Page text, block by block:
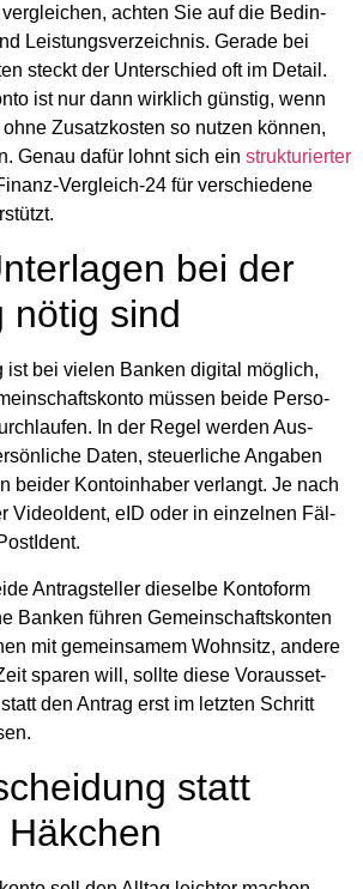
ach­ten Sie auf die Bedin­
Leis­tungs­ver­zeich­nis. Gera­de bei
steckt der Unter­schied oft im Detail.
ist nur dann wirk­lich güns­tig, wenn
Zusatz­kos­ten so nut­zen kön­nen,
Genau dafür lohnt sich ein struk­tu­rier­ter
Ver­gleich-24 für ver­schie­de­ne
bei der
nötig sind
ist bei vie­len Ban­ken digi­tal mög­lich,
müs­sen bei­de Per­so­
In der Regel wer­den Aus­
Daten, steu­er­li­che Anga­ben
bei­der Kon­to­in­ha­ber ver­langt. Je nach
Video­Ident, eID oder in ein­zel­nen Fäl­
Antrag­stel­ler die­sel­be Kon­to­form
Ban­ken füh­ren Gemein­schafts­kon­ten
mit gemein­sa­mem Wohn­sitz, ande­re
spa­ren will, soll­te die­se Vor­aus­set­
den Antrag erst im letz­ten Schritt
statt